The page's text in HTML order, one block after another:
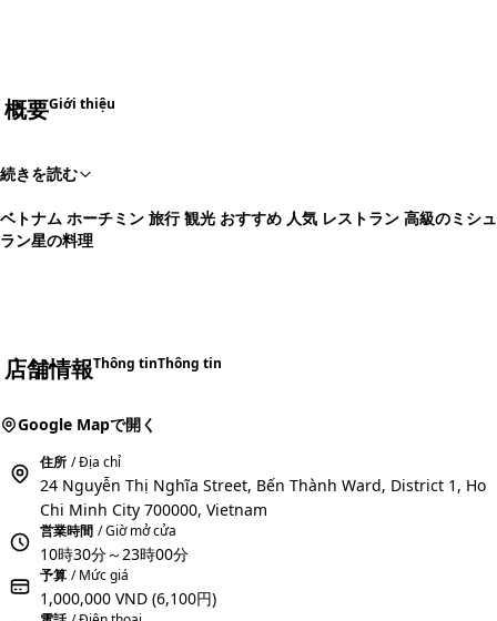
概要Giới thiệu
続きを読む
ベトナム ホーチミン 旅行 観光 おすすめ 人気 レストラン 高級のミシュ
ラン星の料理
店舗情報Thông tinThông tin
Google Mapで開く
住所 / Địa chỉ
24 Nguyễn Thị Nghĩa Street, Bến Thành Ward, District 1, Ho
Chi Minh City 700000, Vietnam
営業時間 / Giờ mở cửa
10時30分～23時00分
予算 / Mức giá
1,000,000 VND (6,100円)